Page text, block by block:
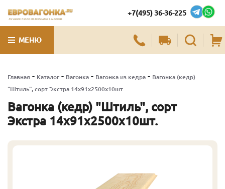
ЛУЧШИЕ ПИЛОМАТЕРИАЛЫ В МОСКВЕ
+7(495) 36-36-225
МЕНЮ
Главная - Каталог - Вагонка - Вагонка из кедра - Вагонка (кедр)
"Штиль", сорт Экстра 14х91х2500х10шт.
Вагонка (кедр) "Штиль", сорт
Экстра 14х91х2500х10шт.